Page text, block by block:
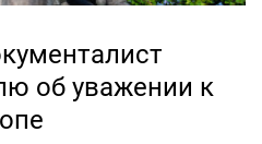
об уважении к